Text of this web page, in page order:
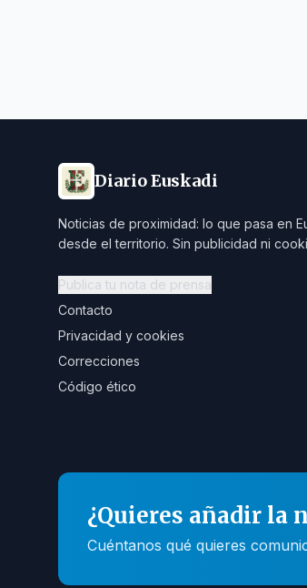
Diario Euskadi
Noticias de proximidad: lo que pasa en
desde el territorio. Sin publicidad ni
Publica tu nota de prensa
Contacto
Privacidad y cookies
Correcciones
Código ético
¿Quieres añadir la
Cuéntanos qué quieres